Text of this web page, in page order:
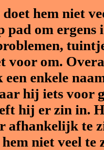
doet hem niet
pad om ergens
voor om.
een enkele
hij iets voor
hij er zin in.
afhankelijk te
niet veel te